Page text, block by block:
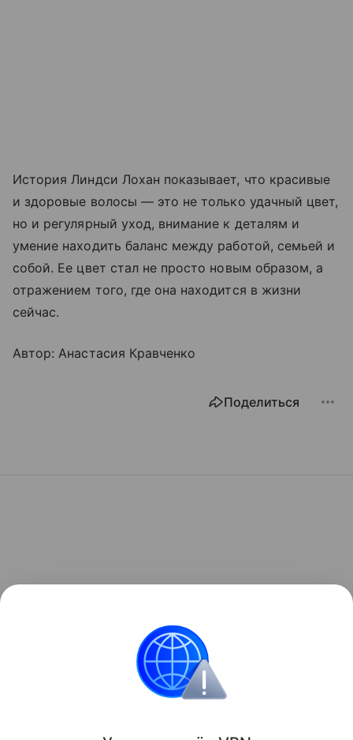
История Линдси Лохан показывает, что красивые
и здоровые волосы — это не только удачный цвет,
но и регулярный уход, внимание к деталям и
умение находить баланс между работой, семьей и
собой. Ее цвет стал не просто новым образом, а
отражением того, где она находится в жизни
сейчас.
Автор: Анастасия Кравченко
Поделиться